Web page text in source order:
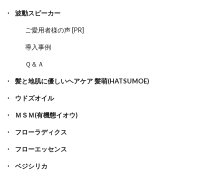
波動スピーカー
ご愛用者様の声 [PR]
導入事例
Ｑ＆Ａ
髪と地肌に優しいヘアケア 髪萌(HATSUMOE)
ウドズオイル
ＭＳＭ(有機態イオウ)
フローラディクス
フローエッセンス
ベジシリカ